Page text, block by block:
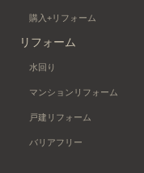
購入+リフォーム
リフォーム
水回り
マンションリフォーム
戸建リフォーム
バリアフリー